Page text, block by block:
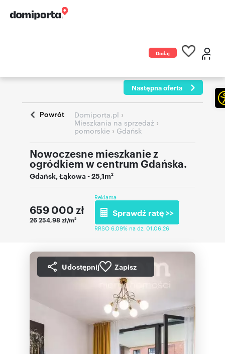
Dodaj
Następna oferta
Powrót Domiporta.pl ›
Mieszkania na sprzedaż ›
pomorskie › Gdańsk
Nowoczesne mieszkanie z
ogródkiem w centrum Gdańska.
Gdańsk,Łąkowa- 25,1m2
659 000 zł
26 254,98 zł/m2
Reklama
Sprawdź ratę >>
RRSO 6,09% na dz. 01.06.26
Udostępnij Zapisz